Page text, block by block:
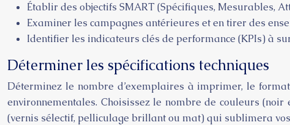
Établir des objectifs SMART (Spécifiques, Mesurables,
Examiner les campagnes antérieures et en tirer des
Identifier les indicateurs clés de performance (KPIs) à
Déterminer les spécifications techniques
Déterminez le nombre d’exemplaires à imprimer, le
environnementales. Choisissez le nombre de couleurs
(vernis sélectif, pelliculage brillant ou mat) qui sublimera